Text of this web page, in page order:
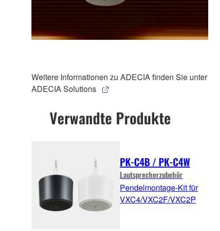
Weitere Informationen zu ADECIA finden Sie unter
ADECIA Solutions
Verwandte Produkte
PK-C4B / PK-C4W
Lautsprecherzubehör
Pendelmontage-Kit für
VXC4/VXC2F/VXC2P